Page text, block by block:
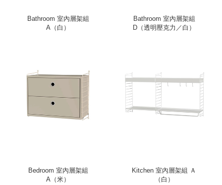
Bathroom 室內層架組
A（白）
Bathroom 室內層架組
D（透明壓克力／白）
Bedroom 室內層架組
A（米）
Kitchen 室內層架組 Ａ
（白）